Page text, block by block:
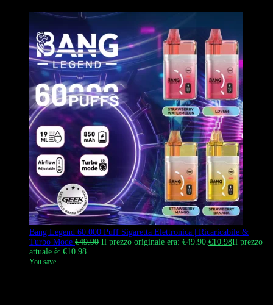
Bang Legend 60.000 Puff Sigaretta Elettronica | Ricaricabile &
Turbo Mode €49.90 Il prezzo originale era: €49.90.€10.98Il prezzo
attuale è: €10.98.
You save